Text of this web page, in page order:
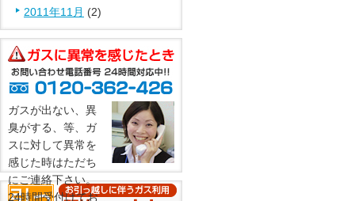
2011年11月 (2)
ガスが出ない、異
臭がする、等、ガ
スに対して異常を
感じた時はただち
にご連絡下さい。
24時間受付けてお